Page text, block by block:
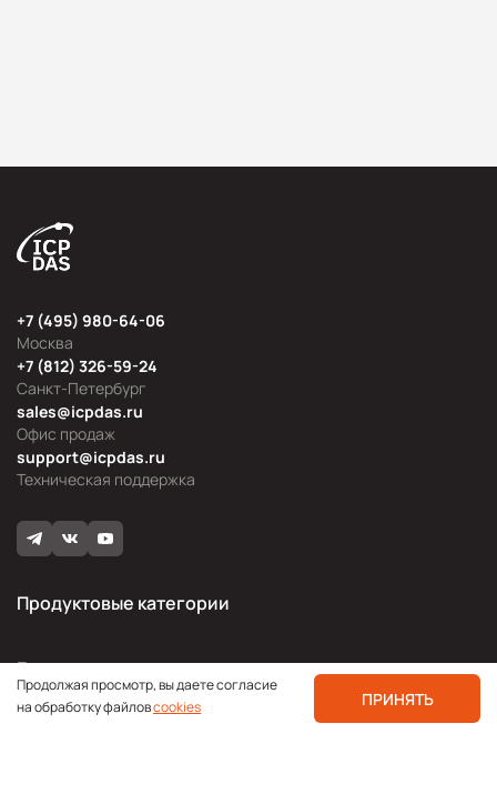
Москва
+7 (495) 980-64-06
Офис продаж
sales@icpdas.ru
Санкт-Петербург
+7 (812) 326-59-24
Техническая поддержка
support@icpdas.ru
Продуктовые категории
Блог
Мероприятия
Продолжая просмотр, вы даете согласие
на обработку файловcookies ПРИНЯТЬ